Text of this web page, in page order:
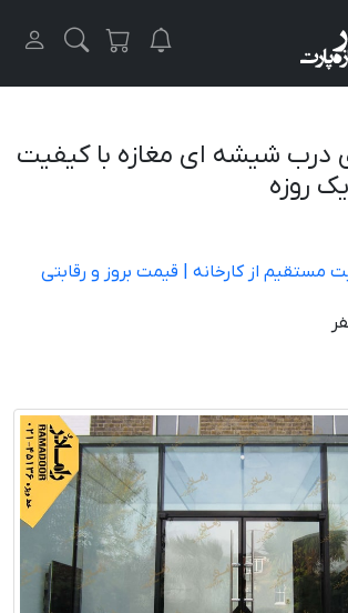
درب شیشه ای مغازه با کیفیت
روزه
از کارخانه | قیمت بروز و رقابتی